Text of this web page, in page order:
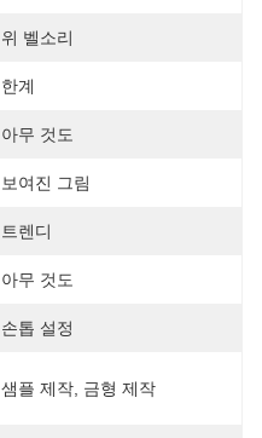
위 벨소리
한계
아무 것도
보여진 그림
트렌디
아무 것도
손톱 설정
샘플 제작, 금형 제작